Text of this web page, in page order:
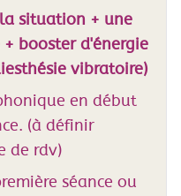
situation + une
booster d'énergie
vibratoire)
en début
(à définir
de rdv)
séance ou